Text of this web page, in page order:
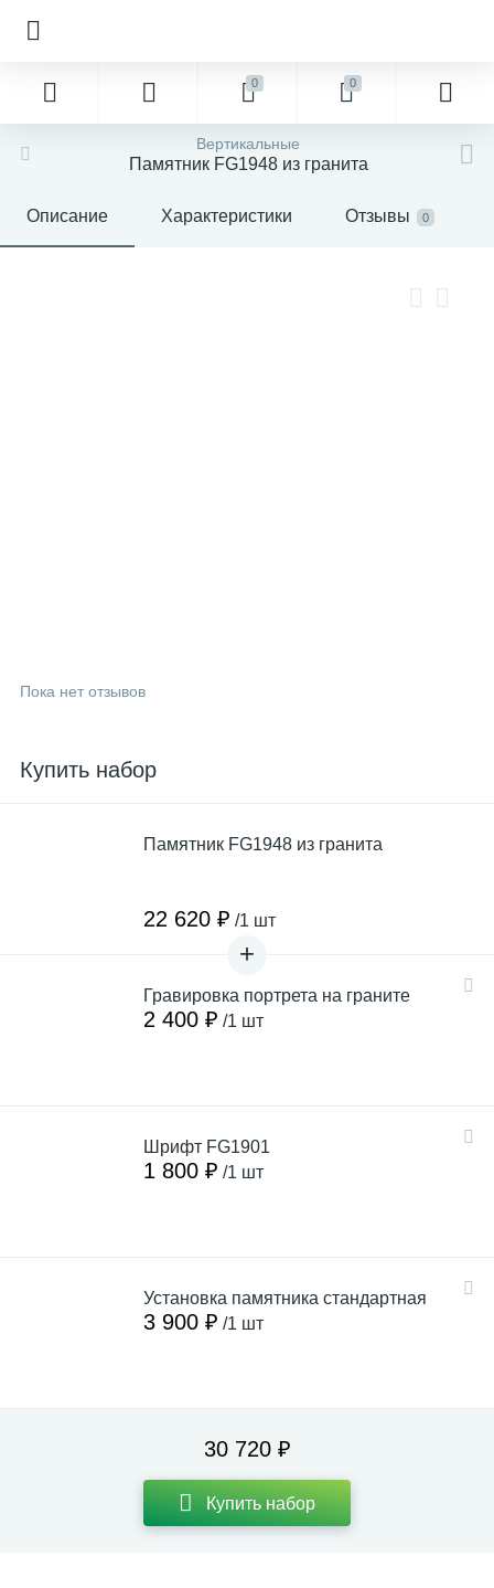
0 0
Вертикальные
Памятник FG1948 из гранита
Описание Характеристики Отзывы 0
Пока нет отзывов
Купить набор
Памятник FG1948 из гранита
22 620 ₽ /1 шт
Гравировка портрета на граните
2 400 ₽ /1 шт
Шрифт FG1901
1 800 ₽ /1 шт
Установка памятника стандартная
3 900 ₽ /1 шт
30 720 ₽
Купить набор